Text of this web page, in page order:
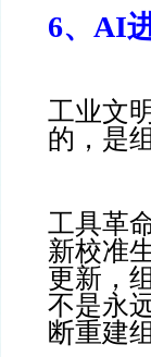
6、AI
工业文
的，是
工具革
新校准
更新，
不是永
断重建